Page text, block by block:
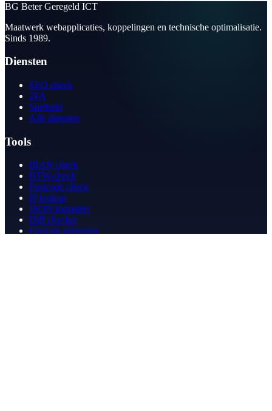
BG Beter Geregeld ICT
Maatwerk webapplicaties, koppelingen en technische optimalisatie.
Sinds 1989.
Diensten
SEO check
2FA
Snelheid
Alle diensten
Tools
IBAN check
BTW-check
Postcode check
IP lookup
JSON formatter
Diff checker
Favicon generator